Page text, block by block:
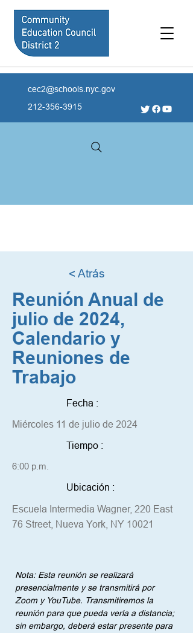
cec2@schools.nyc.gov
212-356-3915
< Atrás
Reunión Anual de
julio de 2024,
Calendario y
Reuniones de
Trabajo
Fecha :
Miércoles 11 de julio de 2024
Tiempo :
6:00 p.m.
Ubicación :
Escuela Intermedia Wagner, 220 East
76 Street, Nueva York, NY 10021
Nota: Esta reunión se realizará
presencialmente y se transmitirá por
Zoom y YouTube. Transmitiremos la
reunión para que pueda verla a distancia;
sin embargo, deberá estar presente para